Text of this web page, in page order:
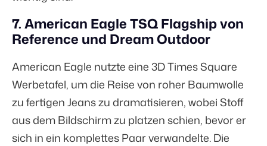
7. American Eagle TSQ Flagship von
Reference und Dream Outdoor
American Eagle nutzte eine 3D Times Square
Werbetafel, um die Reise von roher Baumwolle
zu fertigen Jeans zu dramatisieren, wobei Stoff
aus dem Bildschirm zu platzen schien, bevor er
sich in ein komplettes Paar verwandelte. Die